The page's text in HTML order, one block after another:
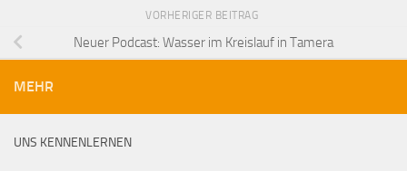
VORHERIGER BEITRAG
Neuer Podcast: Wasser im Kreislauf in Tamera
MEHR
UNS KENNENLERNEN